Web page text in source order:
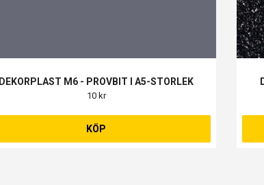
DEKORPLAST M6 - PROVBIT I A5-STORLEK
10 kr
KÖP